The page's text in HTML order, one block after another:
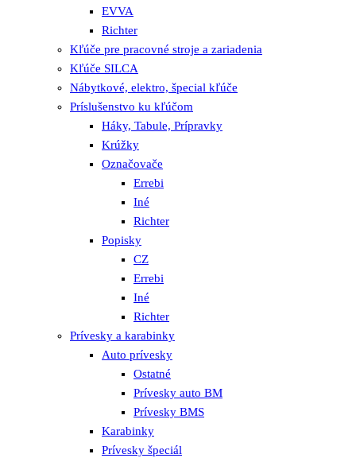
EVVA
Richter
Kľúče pre pracovné stroje a zariadenia
Kľúče SILCA
Nábytkové, elektro, špecial kľúče
Príslušenstvo ku kľúčom
Háky, Tabule, Prípravky
Krúžky
Označovače
Errebi
Iné
Richter
Popisky
CZ
Errebi
Iné
Richter
Prívesky a karabinky
Auto prívesky
Ostatné
Prívesky auto BM
Prívesky BMS
Karabinky
Prívesky špeciál